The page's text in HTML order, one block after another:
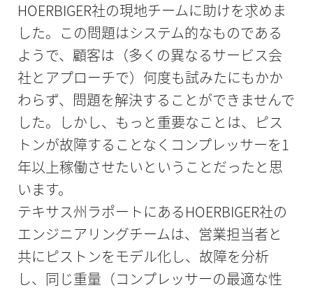
HOERBIGER社の現地チームに助けを求めま
した。この問題はシステム的なものである
ようで、顧客は（多くの異なるサービス会
社とアプローチで）何度も試みたにもかか
わらず、問題を解決することができませんで
した。しかし、もっと重要なことは、ピス
トンが故障することなくコンプレッサーを1
年以上稼働させたいということだったと思
います。
テキサス州ラポートにあるHOERBIGER社の
エンジニアリングチームは、営業担当者と
共にピストンをモデル化し、故障を分析
し、同じ重量（コンプレッサーの最適な性